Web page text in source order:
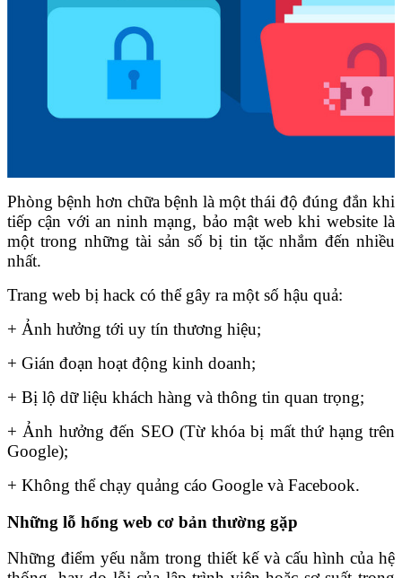
Phòng bệnh hơn chữa bệnh là một thái độ đúng đắn khi
tiếp cận với an ninh mạng, bảo mật web khi website là
một trong những tài sản số bị tin tặc nhắm đến nhiều
nhất.
Trang web bị hack có thể gây ra một số hậu quả:
+ Ảnh hưởng tới uy tín thương hiệu;
+ Gián đoạn hoạt động kinh doanh;
+ Bị lộ dữ liệu khách hàng và thông tin quan trọng;
+ Ảnh hưởng đến SEO (Từ khóa bị mất thứ hạng trên
Google);
+ Không thể chạy quảng cáo Google và Facebook.
Những lỗ hổng web cơ bản thường gặp
Những điểm yếu nằm trong thiết kế và cấu hình của hệ